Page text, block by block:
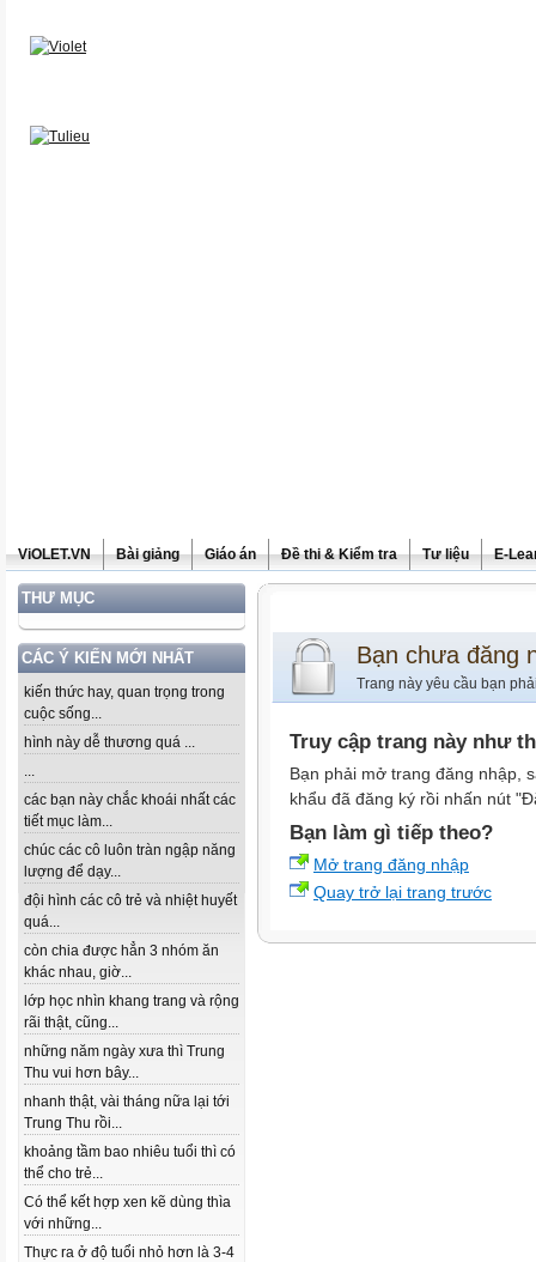
ViOLET.VN Bài giảng Giáo án Đề thi & Kiểm tra Tư liệu E-
THƯ MỤC
CÁC Ý KIẾN MỚI NHẤT
kiến thức hay, quan trọng trong
cuộc sống...
hình này dễ thương quá ...
...
các bạn này chắc khoái nhất các
tiết mục làm...
chúc các cô luôn tràn ngập năng
lượng để dạy...
đội hình các cô trẻ và nhiệt huyết
quá...
còn chia được hẳn 3 nhóm ăn
khác nhau, giờ...
lớp học nhìn khang trang và rộng
rãi thật, cũng...
những năm ngày xưa thì Trung
Thu vui hơn bây...
nhanh thật, vài tháng nữa lại tới
Trung Thu rồi...
khoảng tầm bao nhiêu tuổi thì có
thể cho trẻ...
Có thể kết hợp xen kẽ dùng thìa
với những...
Thực ra ở độ tuổi nhỏ hơn là 3-4
Bạn chưa đăng
Trang này yêu cầu bạn
Truy cập trang này như
Bạn phải mở trang đăng nhập,
khẩu đã đăng ký rồi nhấn nút
Bạn làm gì tiếp theo?
Mở trang đăng nhập
Quay trở lại trang trước